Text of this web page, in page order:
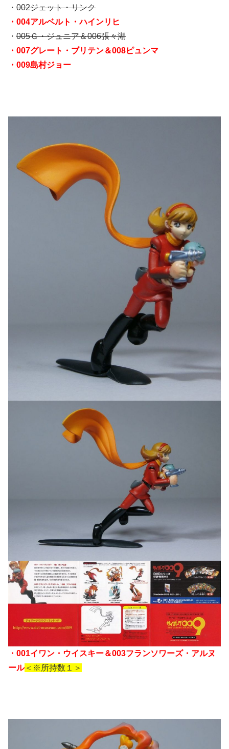
・ 002ジェット・リンク
・004アルベルト・ハインリヒ
・ 005Ｇ・ジュニア＆006張々湖
・007グレート・ブリテン＆008ピュンマ
・009島村ジョー
・001イワン・ウイスキー＆003フランソワーズ・アルヌ
ール ＜※所持数１＞